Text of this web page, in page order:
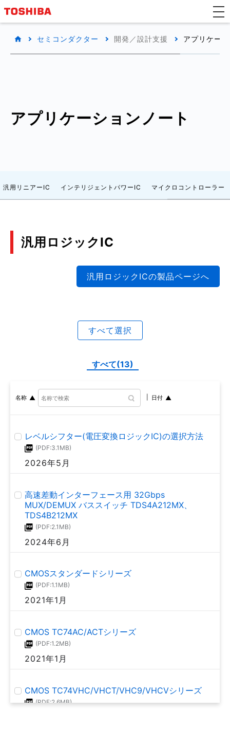
セミコンダクター 開発／設計支援 アプリケー
アプリケーションノート
汎用リニアーIC インテリジェントパワーIC マイクロコントローラー
汎用ロジックIC
汎用ロジックICの製品ページへ
すべて選択
すべて(13)
名称 日付
レベルシフター(電圧変換ロジックIC)の選択方法
(PDF:3.1MB)
2026年5月
高速差動インターフェース用 32Gbps
MUX/DEMUX バススイッチ TDS4A212MX、
TDS4B212MX
(PDF:2.1MB)
2024年6月
CMOSスタンダードシリーズ
(PDF:1.1MB)
2021年1月
CMOS TC74AC/ACTシリーズ
(PDF:1.2MB)
2021年1月
CMOS TC74VHC/VHCT/VHC9/VHCVシリーズ
(PDF:2.6MB)